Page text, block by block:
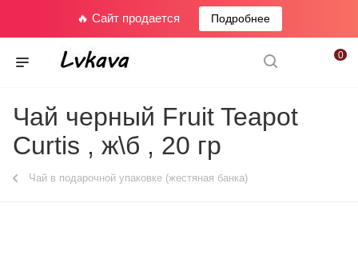
🔥 Сайт продается Подробнее
0
Чай черный Fruit Teapot
Curtis , ж\б , 20 гр
Чай в подарочной упаковке (жестяная банка)